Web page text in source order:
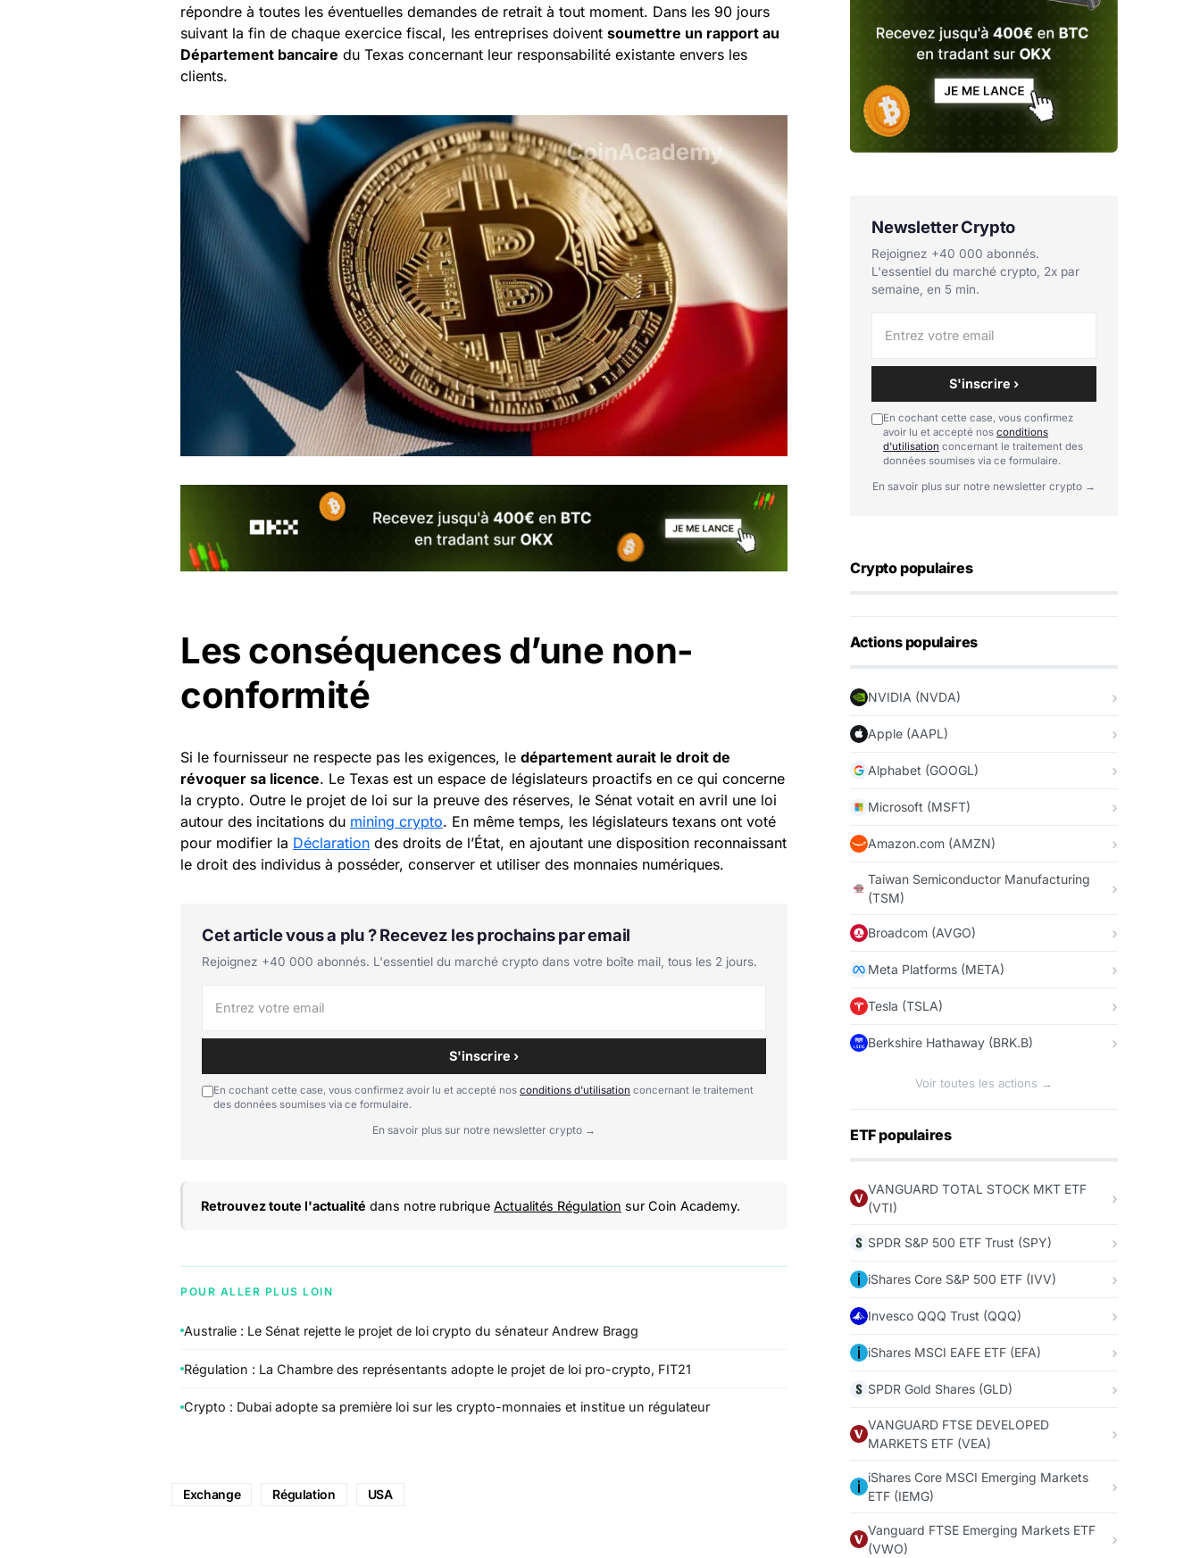
répondre à toutes les éventuelles demandes de retrait à tout moment. Dans les 90 jours
suivant la fin de chaque exercice fiscal, les entreprises doivent soumettre un rapport au
Département bancaire du Texas concernant leur responsabilité existante envers les
clients.
Les conséquences d’une non-
conformité
Si le fournisseur ne respecte pas les exigences, le département aurait le droit de
révoquer sa licence. Le Texas est un espace de législateurs proactifs en ce qui concerne
la crypto. Outre le projet de loi sur la preuve des réserves, le Sénat votait en avril une loi
autour des incitations du mining crypto. En même temps, les législateurs texans ont voté
pour modifier la Déclaration des droits de l’État, en ajoutant une disposition reconnaissant
le droit des individus à posséder, conserver et utiliser des monnaies numériques.
Cet article vous a plu ? Recevez les prochains par email
Rejoignez +40 000 abonnés. L'essentiel du marché crypto dans votre boîte mail, tous les 2 jours.
S'inscrire ›
En cochant cette case, vous confirmez avoir lu et accepté nos conditions d'utilisation concernant le traitement
des données soumises via ce formulaire.
En savoir plus sur notre newsletter crypto →
Retrouvez toute l'actualité dans notre rubrique Actualités Régulation sur Coin Academy.
POUR ALLER PLUS LOIN
Australie : Le Sénat rejette le projet de loi crypto du sénateur Andrew Bragg
Régulation : La Chambre des représentants adopte le projet de loi pro-crypto, FIT21
Crypto : Dubai adopte sa première loi sur les crypto-monnaies et institue un régulateur
Exchange Régulation USA
Newsletter Crypto
Rejoignez +40 000 abonnés.
L'essentiel du marché crypto, 2x par
semaine, en 5 min.
S'inscrire ›
En cochant cette case, vous confirmez
avoir lu et accepté nos conditions
d'utilisation concernant le traitement des
données soumises via ce formulaire.
En savoir plus sur notre newsletter crypto →
Crypto populaires
Actions populaires
NVIDIA (NVDA)
Apple (AAPL)
Alphabet (GOOGL)
Microsoft (MSFT)
Amazon.com (AMZN)
Taiwan Semiconductor Manufacturing
(TSM)
Broadcom (AVGO)
Meta Platforms (META)
Tesla (TSLA)
Berkshire Hathaway (BRK.B)
Voir toutes les actions →
ETF populaires
VANGUARD TOTAL STOCK MKT ETF
(VTI)
SPDR S&P 500 ETF Trust (SPY)
iShares Core S&P 500 ETF (IVV)
Invesco QQQ Trust (QQQ)
iShares MSCI EAFE ETF (EFA)
SPDR Gold Shares (GLD)
VANGUARD FTSE DEVELOPED
MARKETS ETF (VEA)
iShares Core MSCI Emerging Markets
ETF (IEMG)
Vanguard FTSE Emerging Markets ETF
(VWO)